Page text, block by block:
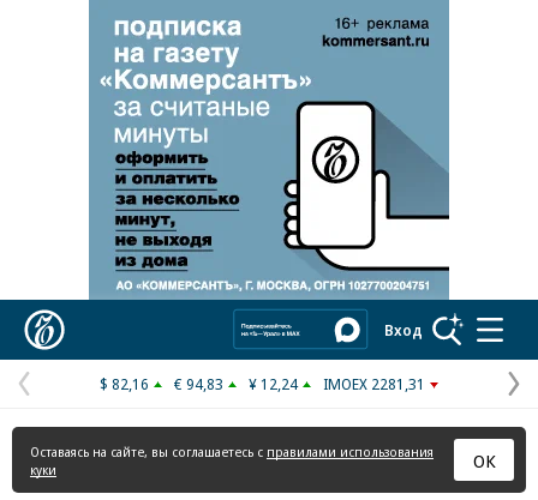
Реклама в «Ъ» www.kommersant.ru/ad
Вход
Предыдущая
страница
$ 82,16 € 94,83 ¥ 12,24 IMOEX 2281,31
Оставаясь на сайте, вы соглашаетесь с правилами использования
куки
ОК